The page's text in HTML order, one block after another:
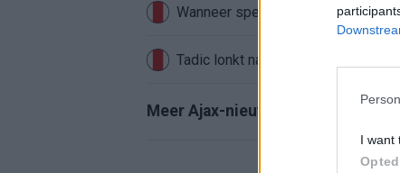
I want
Wanneer speelt Ajax in de
Tadic lonkt naar verrassende
Meer Ajax-nieuws